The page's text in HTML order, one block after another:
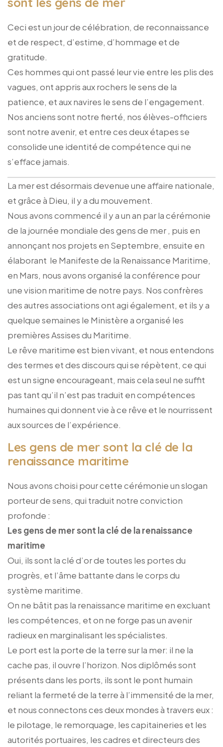
Ceci est un jour de célébration, de reconnaissance
et de respect, d’estime, d’hommage et de
gratitude.
Ces hommes qui ont passé leur vie entre les plis des
vagues, ont appris aux rochers le sens de la
patience, et aux navires le sens de l’engagement.
Nos anciens sont notre fierté, nos élèves-officiers
sont notre avenir, et entre ces deux étapes se
consolide une identité de compétence qui ne
s’efface jamais.
La mer est désormais devenue une affaire nationale,
et grâce à Dieu, il y a du mouvement.
Nous avons commencé il y a un an par la cérémonie
de la journée mondiale des gens de mer , puis en
annonçant nos projets en Septembre, ensuite en
élaborant le Manifeste de la Renaissance Maritime,
en Mars, nous avons organisé la conférence pour
une vision maritime de notre pays. Nos confrères
des autres associations ont agi également, et ils y a
quelque semaines le Ministère a organisé les
premières Assises du Maritime.
Le rêve maritime est bien vivant, et nous entendons
des termes et des discours qui se répètent, ce qui
est un signe encourageant, mais cela seul ne suffit
pas tant qu’il n’est pas traduit en compétences
humaines qui donnent vie à ce rêve et le nourrissent
aux sources de l’expérience.
Les gens de mer sont la clé de la
renaissance maritime
Nous avons choisi pour cette cérémonie un slogan
porteur de sens, qui traduit notre conviction
profonde :
Les gens de mer sont la clé de la renaissance
maritime
Oui, ils sont la clé d’or de toutes les portes du
progrès, et l’âme battante dans le corps du
système maritime.
On ne bâtit pas la renaissance maritime en excluant
les compétences, et on ne forge pas un avenir
radieux en marginalisant les spécialistes.
Le port est la porte de la terre sur la mer: il ne la
cache pas, il ouvre l’horizon. Nos diplômés sont
présents dans les ports, ils sont le pont humain
reliant la fermeté de la terre à l’immensité de la mer,
et nous connectons ces deux mondes à travers eux :
le pilotage, le remorquage, les capitaineries et les
autorités portuaires, les cadres et directeurs des